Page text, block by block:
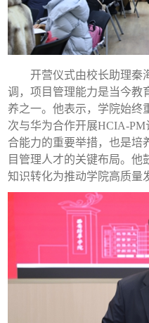
开营仪式由校长助理秦
调，项目管理能力是当今教
养之一。他表示，学院始终
次与华为合作开展HCIA-
合能力的重要举措，也是培
目管理人才的关键布局。他
知识转化为推动学院高质量